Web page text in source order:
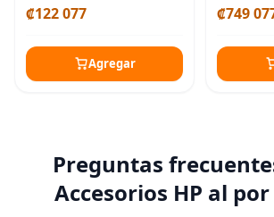
₡122 077
Agregar
(512 GB
₡749
Preguntas
Accesorios HP al